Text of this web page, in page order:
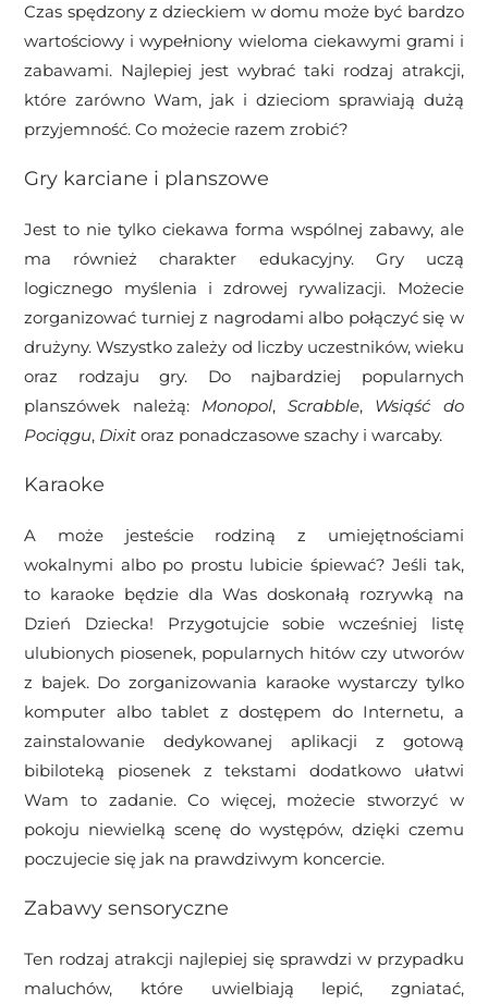
Czas spędzony z dzieckiem w domu może być bardzo
wartościowy i wypełniony wieloma ciekawymi grami i
zabawami. Najlepiej jest wybrać taki rodzaj atrakcji,
które zarówno Wam, jak i dzieciom sprawiają dużą
przyjemność. Co możecie razem zrobić?
Gry karciane i planszowe
Jest to nie tylko ciekawa forma wspólnej zabawy, ale
ma również charakter edukacyjny. Gry uczą
logicznego myślenia i zdrowej rywalizacji. Możecie
zorganizować turniej z nagrodami albo połączyć się w
drużyny. Wszystko zależy od liczby uczestników, wieku
oraz rodzaju gry. Do najbardziej popularnych
planszówek należą: Monopol,Scrabble, Wsiąść do
Pociągu, Dixitoraz ponadczasowe szachy i warcaby.
Karaoke
A może jesteście rodziną z umiejętnościami
wokalnymi albo po prostu lubicie śpiewać? Jeśli tak,
to karaoke będzie dla Was doskonałą rozrywką na
Dzień Dziecka! Przygotujcie sobie wcześniej listę
ulubionych piosenek, popularnych hitów czy utworów
z bajek. Do zorganizowania karaoke wystarczy tylko
komputer albo tablet z dostępem do Internetu, a
zainstalowanie dedykowanej aplikacji z gotową
bibiloteką piosenek z tekstami dodatkowo ułatwi
Wam to zadanie. Co więcej, możecie stworzyć w
pokoju niewielką scenę do występów, dzięki czemu
poczujecie się jak na prawdziwym koncercie.
Zabawy sensoryczne
Ten rodzaj atrakcji najlepiej się sprawdzi w przypadku
maluchów, które uwielbiają lepić, zgniatać,